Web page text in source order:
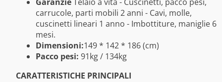
carrucole, parti mobili 2 anni - Cavi, molle,
cuscinetti lineari 1 anno - Imbottiture, maniglie 6
mesi.
Dimensioni:149 * 142 * 186 (cm)
Pacco pesi: 91kg / 134kg
CARATTERISTICHE PRINCIPALI